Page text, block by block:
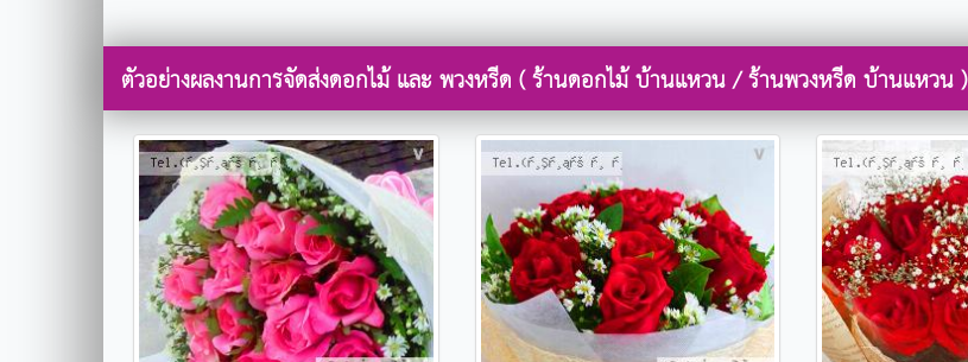
ตัวอย่างผลงานการจัดส่งดอกไม้ และ พวงหรีด ( ร้านดอกไม้ บ้านแหวน / ร้านพวงหรีด บ้านแหวน )